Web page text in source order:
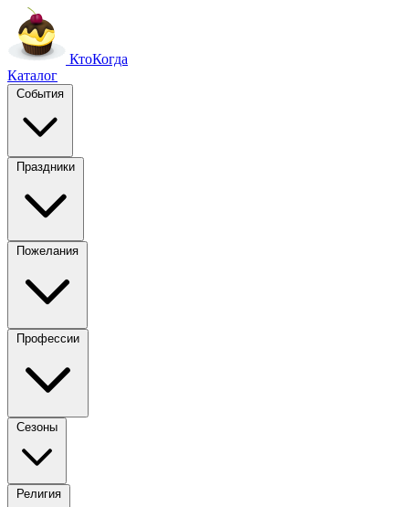
КтоКогда
Каталог
События
Праздники
Пожелания
Профессии
Сезоны
Религия